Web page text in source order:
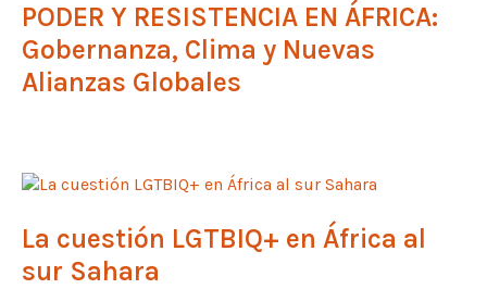
PODER Y RESISTENCIA EN ÁFRICA:
Gobernanza, Clima y Nuevas
Alianzas Globales
La cuestión LGTBIQ+ en África al
sur Sahara